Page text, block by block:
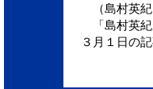
（島村英
「島村英紀
３月１日の